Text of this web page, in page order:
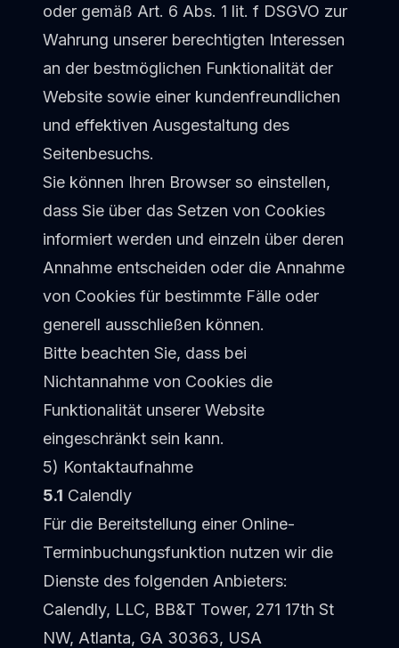
oder gemäß Art. 6 Abs. 1 lit. f DSGVO zur
Wahrung unserer berechtigten Interessen
an der bestmöglichen Funktionalität der
Website sowie einer kundenfreundlichen
und effektiven Ausgestaltung des
Seitenbesuchs.
Sie können Ihren Browser so einstellen,
dass Sie über das Setzen von Cookies
informiert werden und einzeln über deren
Annahme entscheiden oder die Annahme
von Cookies für bestimmte Fälle oder
generell ausschließen können.
Bitte beachten Sie, dass bei
Nichtannahme von Cookies die
Funktionalität unserer Website
eingeschränkt sein kann.
5) Kontaktaufnahme
5.1 Calendly
Für die Bereitstellung einer Online-
Terminbuchungsfunktion nutzen wir die
Dienste des folgenden Anbieters:
Calendly, LLC, BB&T Tower, 271 17th St
NW, Atlanta, GA 30363, USA